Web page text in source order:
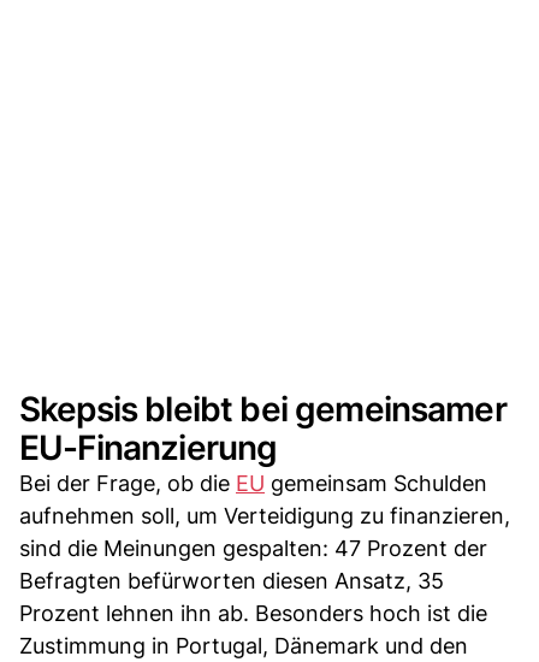
Skepsis bleibt bei gemeinsamer
EU-Finanzierung
Bei der Frage, ob die EU gemeinsam Schulden
aufnehmen soll, um Verteidigung zu finanzieren,
sind die Meinungen gespalten: 47 Prozent der
Befragten befürworten diesen Ansatz, 35
Prozent lehnen ihn ab. Besonders hoch ist die
Zustimmung in Portugal, Dänemark und den